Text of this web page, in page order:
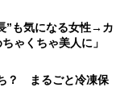
”も気になる女性→カ
ゃくちゃ美人に」
？ まるごと冷凍保